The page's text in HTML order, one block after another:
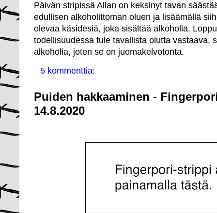
Päivän stripissä Allan on keksinyt tavan
edullisen alkoholittoman oluen ja lisäämällä
olevaa käsidesiä, joka sisältää alkoholia.
todellisuudessa tule tavallista olutta vastaava,
alkoholia, joten se on juomakelvotonta.
5 kommenttia:
Puiden hakkaaminen -
14.8.2020